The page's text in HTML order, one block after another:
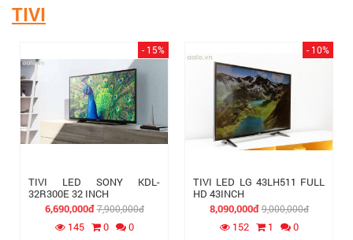
TIVI
- 15%
TIVI LED SONY KDL-
32R300E 32 INCH
6,690,000đ7,900,000đ
145 0 0
- 10%
TIVI LED LG 43LH511 FULL
HD 43INCH
8,090,000đ9,000,000đ
152 1 0